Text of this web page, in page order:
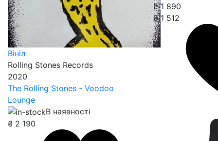
Вініл
Rolling Stones Records
2020
The Rolling Stones - Voodoo
Lounge
В наявності
₴ 2 190
₴1 890
₴1 512